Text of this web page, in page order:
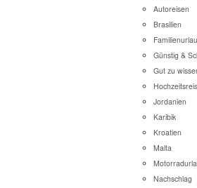
Autoreisen
Brasilien
Günstig &
Gut zu
Jordanien
Karibik
Kroatien
Malta
Nachschlag